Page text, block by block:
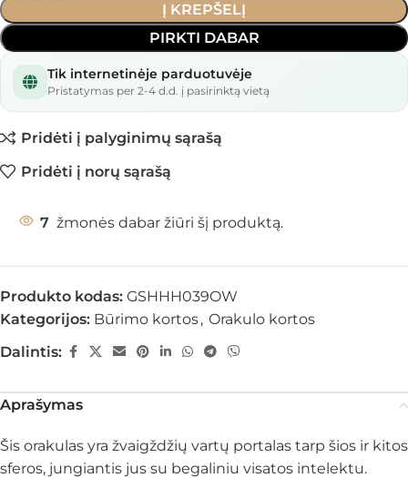
Į KREPŠELĮ
PIRKTI DABAR
Tik internetinėje parduotuvėje
Pristatymas per 2-4 d.d. į pasirinktą vietą
Pridėti į palyginimų sąrašą
Pridėti į norų sąrašą
7 žmonės dabar žiūri šį produktą.
Produkto kodas: GSHHH039OW
Kategorijos: Būrimo kortos, Orakulo kortos
Dalintis:
Aprašymas
Šis orakulas yra žvaigždžių vartų portalas tarp šios ir kitos
sferos, jungiantis jus su begaliniu visatos intelektu.